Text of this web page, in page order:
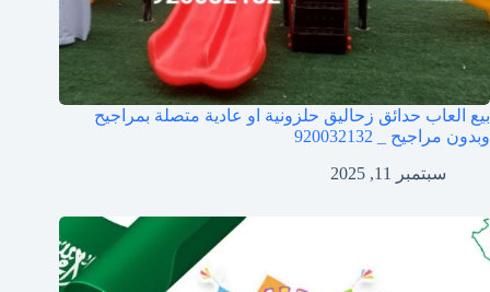
بيع العاب حدائق زحاليق حلزونية او عادية متصلة بمراجيح
وبدون مراجيح _ 920032132
سبتمبر 11, 2025